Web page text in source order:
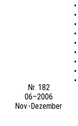
Nr. 182
06–2006
Nov.-Dezember
•
•
•
•
•
•
•
•
•